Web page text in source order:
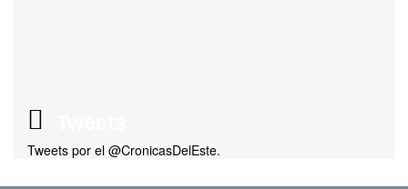
Tweets por el @CronicasDelEste.